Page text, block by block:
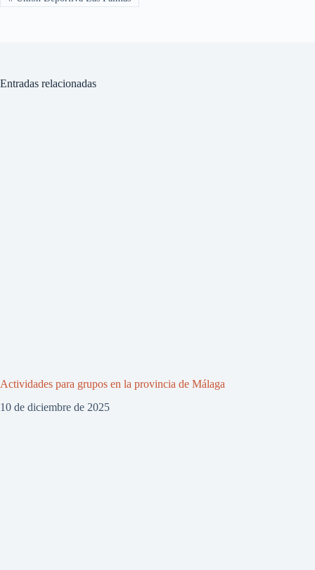
Entradas relacionadas
Actividades para grupos en la provincia de Málaga
10 de diciembre de 2025